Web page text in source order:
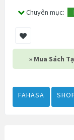
Chuyên mục:
» Mua Sách
FAHASA